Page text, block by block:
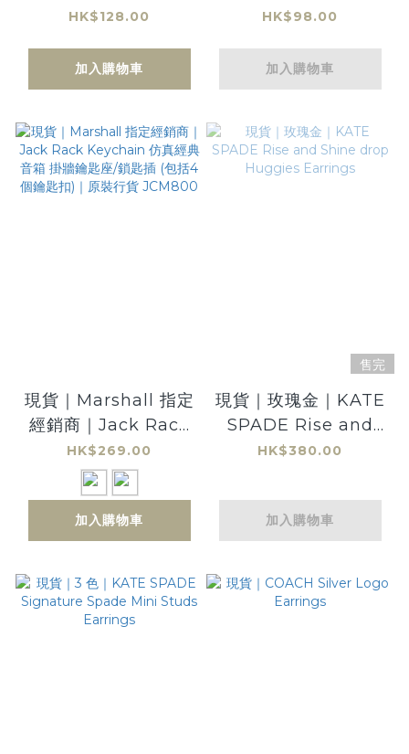
Spray 香薰身體保濕
WILDFLOWER 梨、
蜂蜜、野花｜Bath &
HK$128.00
加入購物車
Showel Gel 295ml
COCONUT BEACH
椰子、海鹽、木 BBW
HK$98.00
加入購物車
現貨｜Marshall 指定
經銷商｜Jack Rack
Keychain 仿真經典
音箱 掛牆鑰匙座/鎖匙
插 (包括4個鑰匙扣)｜
原裝行貨 JCM800
HK$269.00
加入購物車
售完
現貨｜玫瑰金｜KATE
SPADE Rise and
Shine drop
HK$380.00
加入購物車